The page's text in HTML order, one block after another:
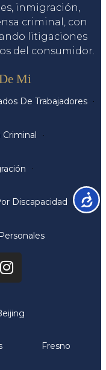
inmigración,
criminal, con
litigaciones
del consumidor.
Mi
De Trabajadores
Discapacidad
Fresno